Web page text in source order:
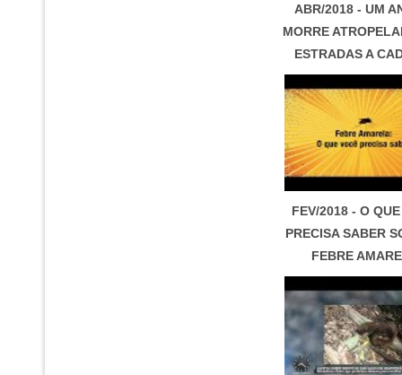
ABR/2018 - UM
MORRE
ESTRADAS A
FEV/2018 - O
PRECISA SABER
FEBRE